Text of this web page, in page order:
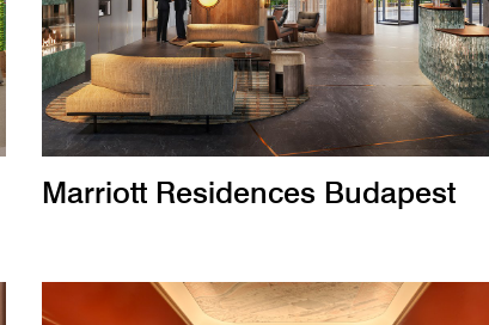
Marriott Residences Budapest